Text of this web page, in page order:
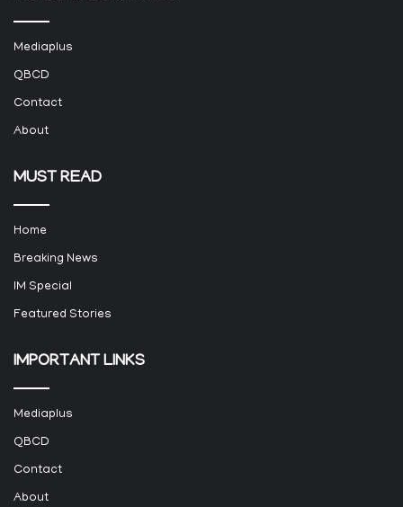
Mediaplus
QBCD
Contact
About
MUST READ
Home
Breaking News
IM Special
Featured Stories
IMPORTANT LINKS
Mediaplus
QBCD
Contact
About